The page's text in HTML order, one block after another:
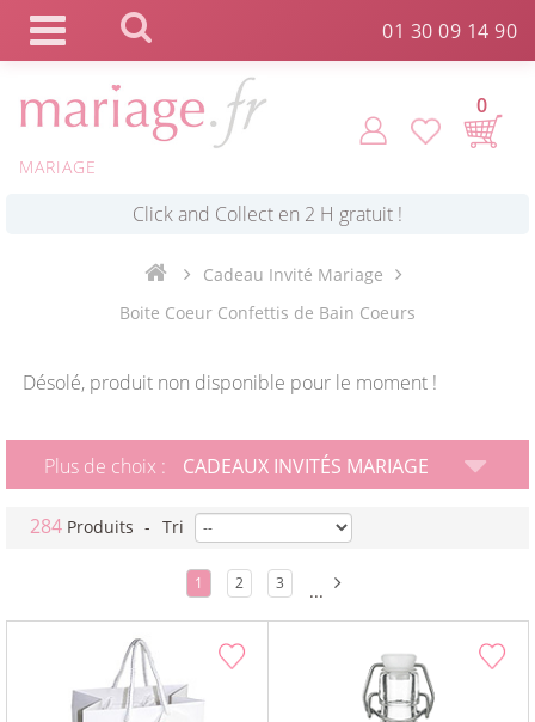
01 30 09 14 90
MARIAGE
0
Commande expédiée en 24h !
Click and Collect en 2 H gratuit !
Livraison point relais gratuit dès 89 € !
Payez votre commande en 4X sans frais *
Cadeau Invité Mariage
Boite Coeur Confettis de Bain Coeurs
Désolé, produit non disponible pour le moment !
Plus de choix : CADEAUX INVITÉS MARIAGE
284 Produits - Tri
1 2 3 ...
Panneau de gestion des cookies